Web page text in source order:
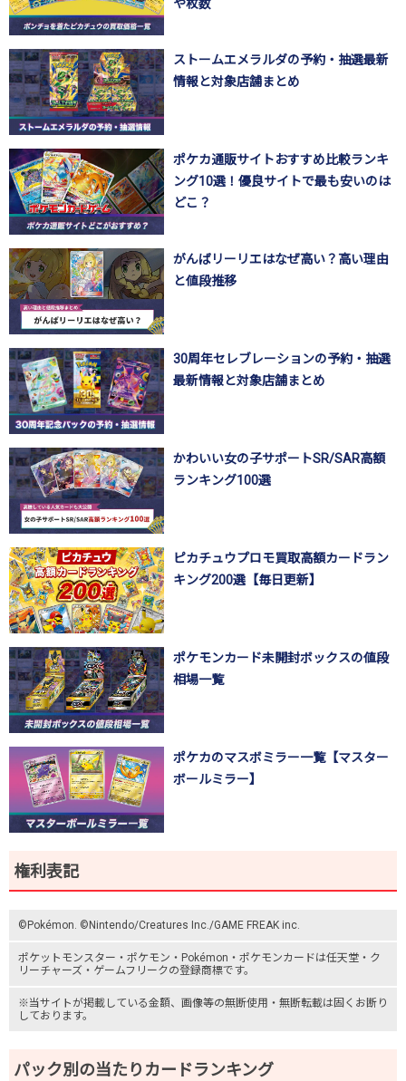
や枚数
ストームエメラルダの予約・抽選最新
情報と対象店舗まとめ
ポケカ通販サイトおすすめ比較ランキ
ング10選！優良サイトで最も安いのは
どこ？
がんばリーリエはなぜ高い？高い理由
と値段推移
30周年セレブレーションの予約・抽選
最新情報と対象店舗まとめ
かわいい女の子サポートSR/SAR高額
ランキング100選
ピカチュウプロモ買取高額カードラン
キング200選【毎日更新】
ポケモンカード未開封ボックスの値段
相場一覧
ポケカのマスボミラー一覧【マスター
ボールミラー】
権利表記
©Pokémon. ©Nintendo/Creatures Inc./GAME FREAK inc.
ポケットモンスター ・ポケモン・Pokémon・ ポケモンカードは任天堂・ ク
リーチャーズ ・ ゲームフリークの登録商標です。
※当サイトが掲載している金額、画像等の無断使用・無断転載は固くお断り
しております。
パック別の当たりカードランキング